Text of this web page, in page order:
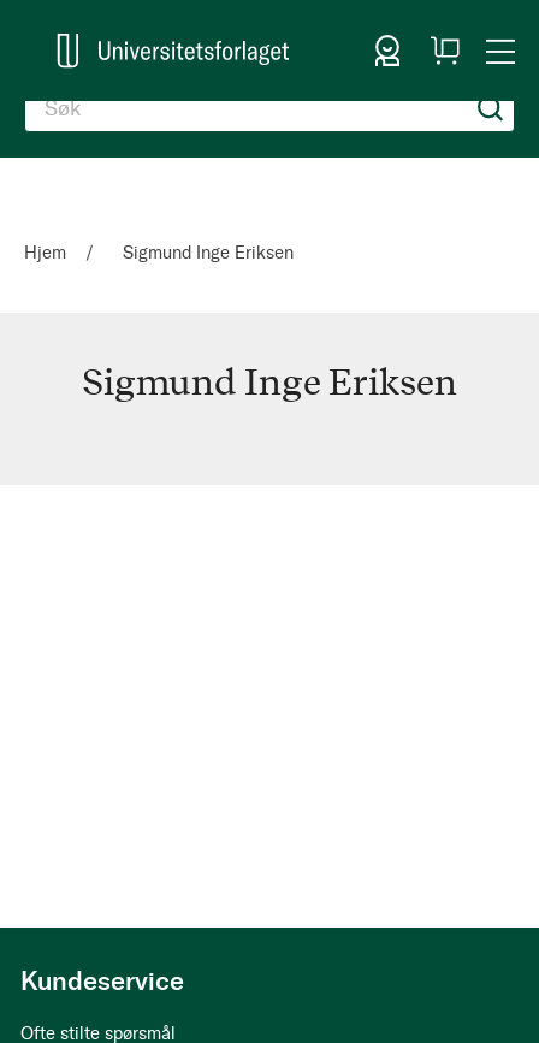
Logg inn
Handlekurv
Hjem Sigmund Inge Eriksen
Sigmund Inge Eriksen
Kundeservice
Ofte stilte spørsmål